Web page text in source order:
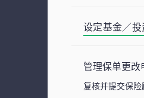
设定基金／
管理保单更改
复核并提交保